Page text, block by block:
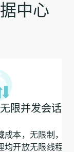
中心
限并发会话连
成本，无限制，每
均开放无限线程。